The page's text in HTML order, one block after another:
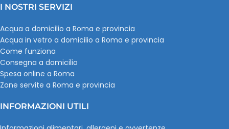
I NOSTRI SERVIZI
Acqua a domicilio a Roma e provincia
Acqua in vetro a domicilio a Roma e provincia
Come funziona
Consegna a domicilio
Spesa online a Roma
Zone servite a Roma e provincia
INFORMAZIONI UTILI